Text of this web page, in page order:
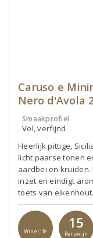
Caruso e
Nero d'Avola
Smaakprofiel
Vol, verfijnd
Heerlijk pittige,
licht paarse tonen
aardbei en kruiden.
inzet en eindigt
toets van eikenhout.
WineLife
15
Perswijn